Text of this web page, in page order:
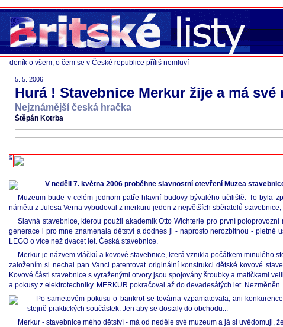
deník o všem, o čem se v České republice příliš nemluví
5. 5. 2006
Hurá ! Stavebnice Merkur žije a má své
Nejznámější česká hračka
Štěpán Kotrba
V neděli 7. května 2006 proběhne slavnostní otevření Muzea
Muzeum bude v celém jednom patře hlavní budovy bývalého učiliště. To byla
námětu z Julesa Verna vybudoval z merkuru jeden z největších sběratelů
Slavná stavebnice, kterou použil akademik Otto Wichterle pro první
generace i pro mne znamenala dětství a dodnes ji - naprosto nerozbitnou - pietně
LEGO o více než dvacet let. Česká stavebnice.
Merkur je názvem vláčků a kovové stavebnice, která vznikla počátkem minulého
založením si nechal pan Vancl patentovat originální konstrukci dětské kovové
Kovové části stavebnice s vyraženými otvory jsou spojovány šroubky a matičkami
a pokusy z elektrotechniky. MERKUR pokračoval až do devadesátých let.
Po sametovém pokusu o bankrot se továrna vzpamatovala, ani
stejně praktických součástek. Jen aby se dostaly do obchodů...
Merkur - stavebnice mého dětství - má od neděle své muzeum a já si uvědomuji,